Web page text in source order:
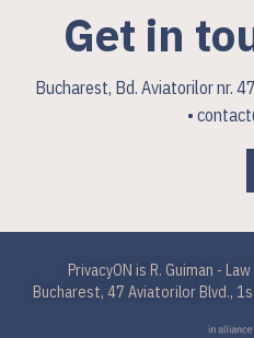
Get in
Bucharest, Bd. Aviatorilor nr.
•
PrivacyON is R. Guiman -
Bucharest, 47 Aviatorilor Blvd.,